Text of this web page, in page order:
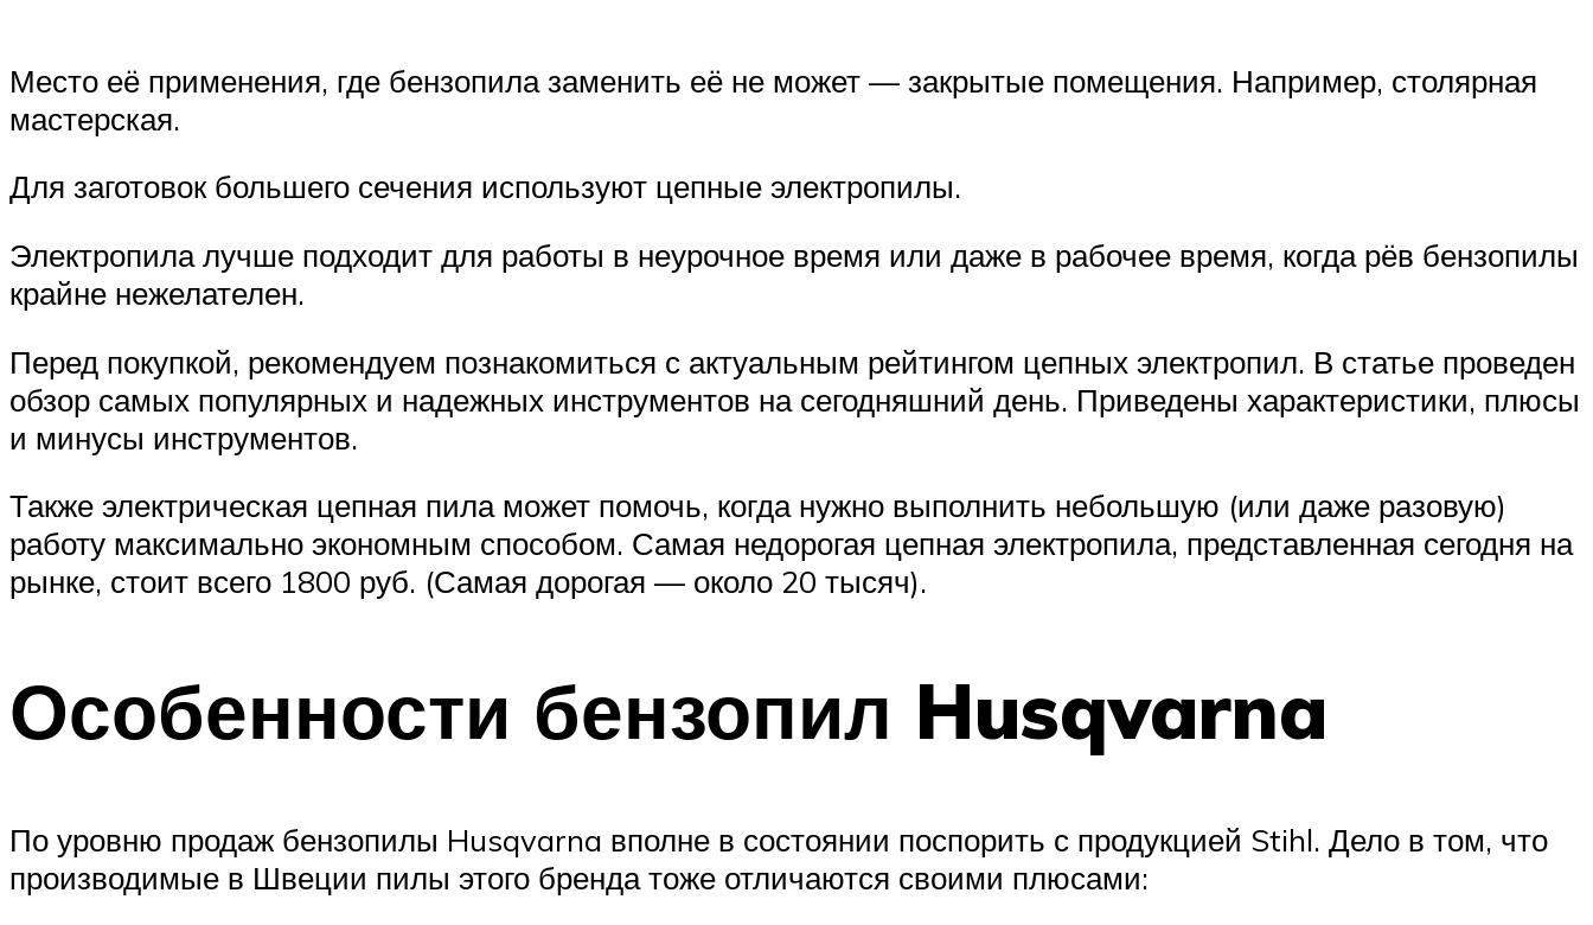
Место её применения, где бензопила заменить её не может — закрытые помещения. Например, столярная
мастерская.
Для заготовок большего сечения используют цепные электропилы.
Электропила лучше подходит для работы в неурочное время или даже в рабочее время, когда рёв бензопилы
крайне нежелателен.
Перед покупкой, рекомендуем познакомиться с актуальным рейтингом цепных электропил. В статье проведен
обзор самых популярных и надежных инструментов на сегодняшний день. Приведены характеристики, плюсы
и минусы инструментов.
Также электрическая цепная пила может помочь, когда нужно выполнить небольшую (или даже разовую)
работу максимально экономным способом. Самая недорогая цепная электропила, представленная сегодня на
рынке, стоит всего 1800 руб. (Самая дорогая — около 20 тысяч).
Особенности бензопил Husqvarna
По уровню продаж бензопилы Husqvarna вполне в состоянии поспорить с продукцией Stihl. Дело в том, что
производимые в Швеции пилы этого бренда тоже отличаются своими плюсами: